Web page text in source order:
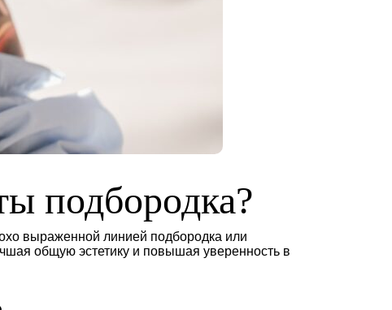
подбородка?
выраженной линией подбородка или
общую эстетику и повышая уверенность в